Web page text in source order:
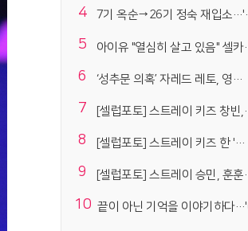
4 7기 옥순→26기 정숙 재입소
5 아이유 "열심히 살고 있음" 셀
6 ‘성추문 의혹’ 자레드 레토, 영…
7 [셀럽포토] 스트레이 키즈 창빈
8 [셀럽포토] 스트레이 키즈 한 '…
9 [셀럽포토] 스트레이 승민, 훈
10 끝이 아닌 기억을 이야기하다